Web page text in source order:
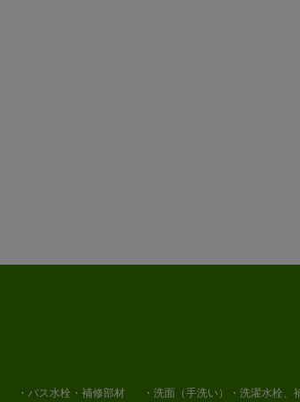
・バス水栓・補修部材 ・洗面（手洗い）・洗濯水栓、